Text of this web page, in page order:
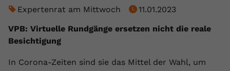
Expertenrat am Mittwoch
11.01.2023
VPB: Virtuelle Rundgänge ersetzen nicht die reale
Besichtigung
In Corona-Zeiten sind sie das Mittel der Wahl, um